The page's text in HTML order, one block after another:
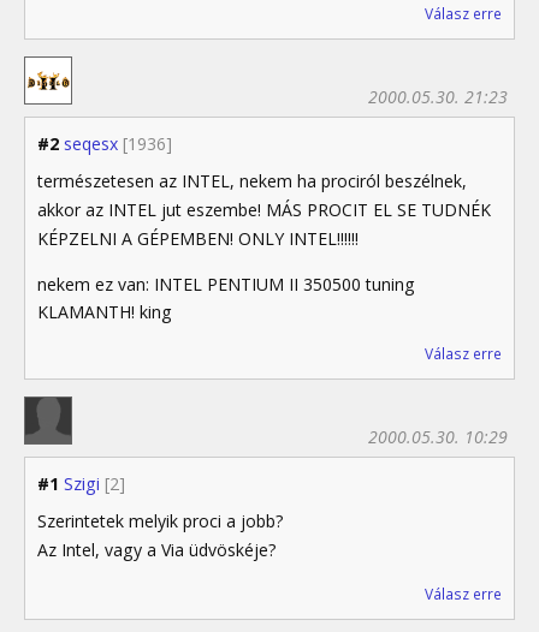
Válasz erre
#2 seqesx [1936]
2000.05.30. 21:23
természetesen az INTEL, nekem ha prociról beszélnek,
akkor az INTEL jut eszembe! MÁS PROCIT EL SE TUDNÉK
KÉPZELNI A GÉPEMBEN! ONLY INTEL!!!!!!
nekem ez van: INTEL PENTIUM II 350500 tuning
KLAMANTH! king
Válasz erre
#1 Szigi [2]
2000.05.30. 10:29
Szerintetek melyik proci a jobb?
Az Intel, vagy a Via üdvöskéje?
Válasz erre